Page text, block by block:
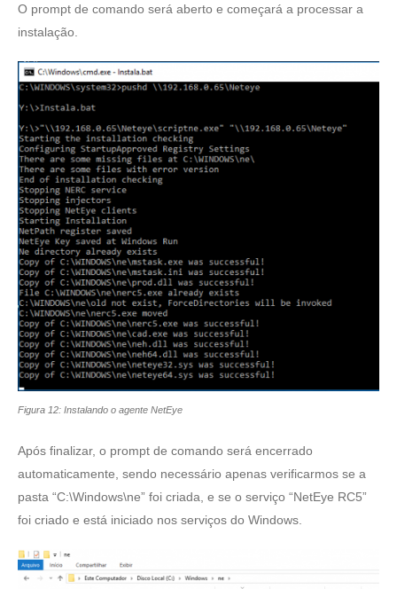
O prompt de comando será aberto e começará a processar a
instalação.
Figura 12: Instalando o agente NetEye
Após finalizar, o prompt de comando será encerrado
automaticamente, sendo necessário apenas verificarmos se a
pasta “C:\Windows\ne” foi criada, e se o serviço “NetEye RC5”
foi criado e está iniciado nos serviços do Windows.